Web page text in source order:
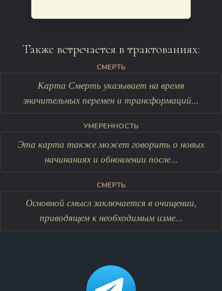
Также встречается в трактованиях:
СМЕРТЬ
Карта Смерть указывает на время
значительных перемен и трансформаций...
УМЕРЕННОСТЬ
Эта карта также может говорить о новых
начинаниях и обновлении после...
СМЕРТЬ
Основной смысл заключается в очищении,
приводящем к необходимым изме...